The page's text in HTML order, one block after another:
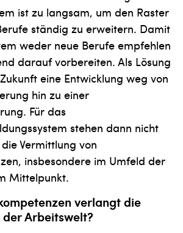
ist zu langsam, um den Raster
ständig zu erweitern. Damit
weder neue Berufe empfehlen
darauf vorbereiten. Als Lösung
eine Entwicklung weg von
hin zu einer
Für das
stehen dann nicht
Vermittlung von
insbesondere im Um­feld der
Mittelpunkt.
verlangt die
Arbeitswelt?